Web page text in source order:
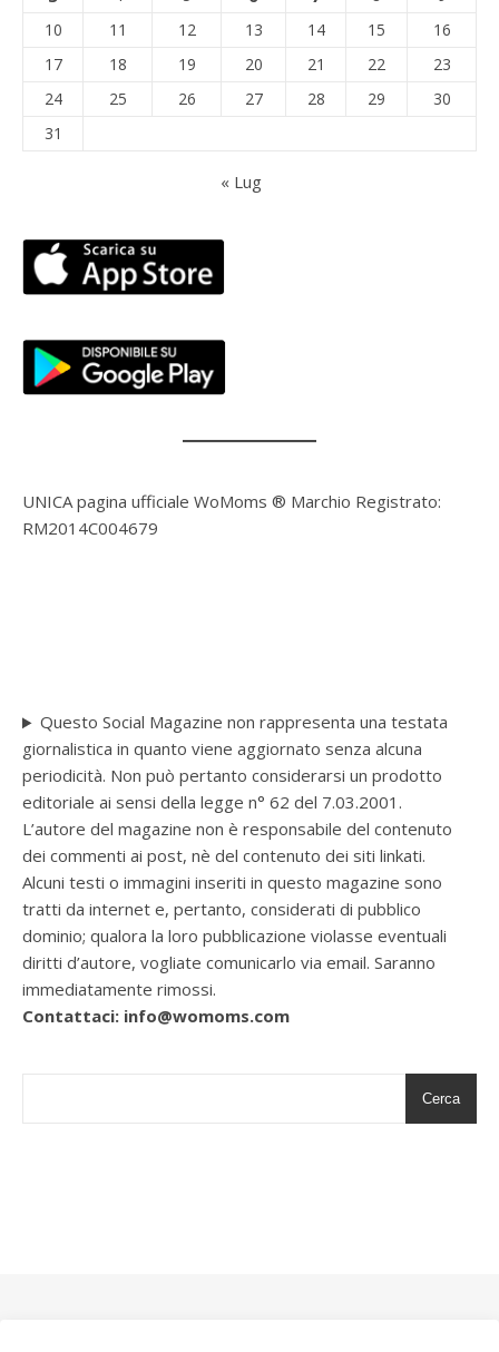
10
11 12 13 14 15
16
17
18 19 20 21 22
23
24
25 26 27 28 29
30
31
« Lug
UNICA pagina ufficiale WoMoms ® Marchio Registrato:
RM2014C004679
Questo Social Magazine non rappresenta una testata
giornalistica in quanto viene aggiornato senza alcuna
periodicità. Non può pertanto considerarsi un prodotto
editoriale ai sensi della legge n° 62 del 7.03.2001.
L’autore del magazine non è responsabile del contenuto
dei commenti ai post, nè del contenuto dei siti linkati.
Alcuni testi o immagini inseriti in questo magazine sono
tratti da internet e, pertanto, considerati di pubblico
dominio; qualora la loro pubblicazione violasse eventuali
diritti d’autore, vogliate comunicarlo via email. Saranno
immediatamente rimossi.
Contattaci: info@womoms.com
Cerca